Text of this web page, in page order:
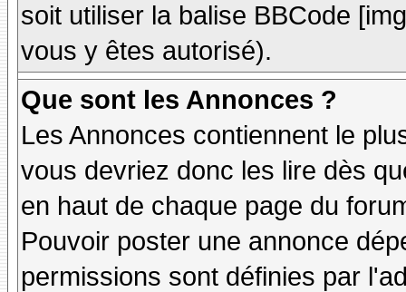
soit utiliser la balise BBCode
vous y êtes autorisé).
Que sont les Annonces ?
Les Annonces contiennent le
vous devriez donc les lire dès
en haut de chaque page du
Pouvoir poster une annonce
permissions sont définies par